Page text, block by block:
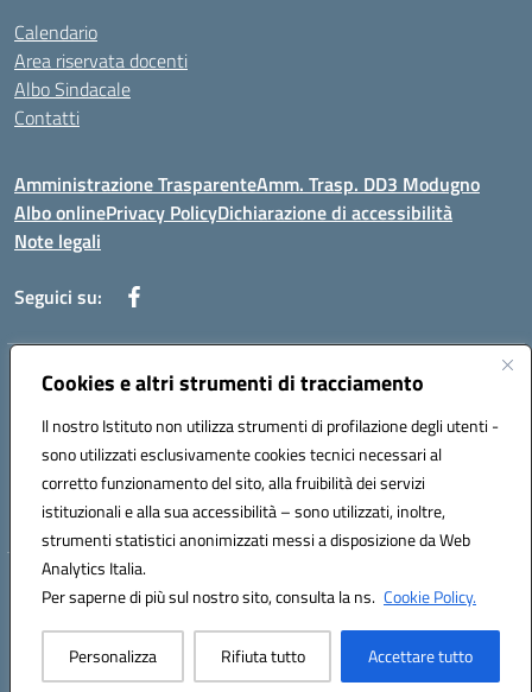
Cookies e altri strumenti di tracciamento
Il nostro Istituto non utilizza strumenti di profilazione degli utenti -
sono utilizzati esclusivamente cookies tecnici necessari al
corretto funzionamento del sito, alla fruibilità dei servizi
istituzionali e alla sua accessibilità – sono utilizzati, inoltre,
strumenti statistici anonimizzati messi a disposizione da Web
Analytics Italia.
Per saperne di più sul nostro sito, consulta la ns. Cookie Policy.
Personalizza Rifiuta tutto Accettare tutto
Calendario
Area riservata docenti
Albo Sindacale
Contatti
Amministrazione TrasparenteAmm. Trasp. DD3 Modugno
Albo onlinePrivacy PolicyDichiarazione di accessibilità
Note legali
Seguici su:
Indirizzo:Via Magna Grecia, 1 - 70026 Modugno (Bari)
Posta elettronica certificata (PEC):baic8ap005@pec.istruzione.it
Codice fiscale: 93548950729
Codice meccanografico: BAIC8AP005
Hosting & Powered by 3D Solution S.r.l.
Concept & Design by Designers Italia